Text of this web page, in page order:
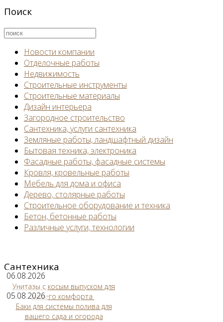
Поиск
Новости компании
Отделочные работы
Недвижимость
Строительные инструменты
Строительные материалы
Дизайн интерьера
Загородное строительство
Сантехника, услуги сантехника
Земляные работы, ландшафтный дизайн
Бытовая техника, электроника
Фасадные работы, фасадные системы
Кровля, кровельные работы
Мебель для дома и офиса
Дерево, столярные работы
Строительное оборудование и техника
Бетон, бетонные работы
Различные услуги, технологии
Сантехника
06.08.2026
Унитазы с косым выпуском для
вашего комфорта
05.08.2026
Баки для системы полива для
вашего сада и огорода